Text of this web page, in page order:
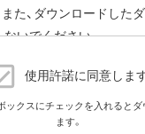
る方法
客様は、ファームウェ
ムウェア更新］の［ファ
ない］に変更することで
た、ダウンロードした
いでください。
ドソフトウェア使用
（以下、弊社といいます）
ア使用許諾契約（以下、
使用許諾に同意しま
ックスにチェックを入れると
ます。